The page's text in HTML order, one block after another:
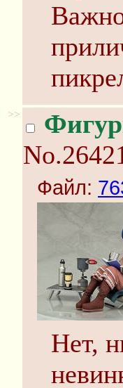
>>
Файл:
Нет,